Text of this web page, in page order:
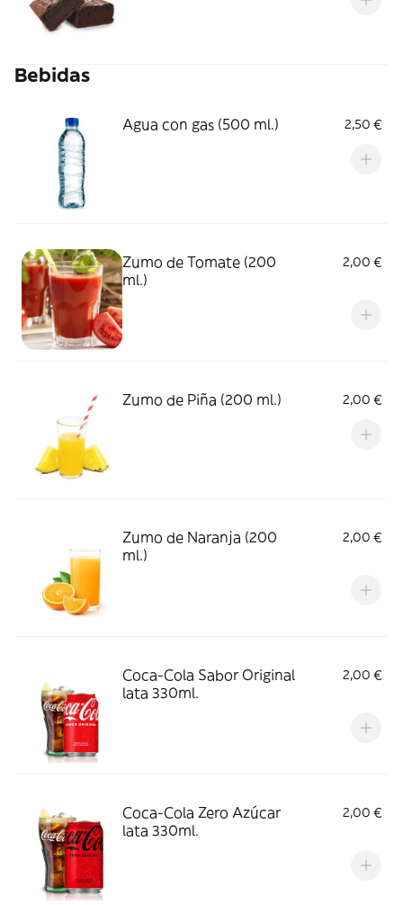
Bebidas
Agua con gas (500 ml.) 2,50 €
Zumo de Tomate (200
ml.)
2,00 €
Zumo de Piña (200 ml.) 2,00 €
Zumo de Naranja (200
ml.)
2,00 €
Coca-Cola Sabor Original
lata 330ml.
2,00 €
Coca-Cola Zero Azúcar
lata 330ml.
2,00 €